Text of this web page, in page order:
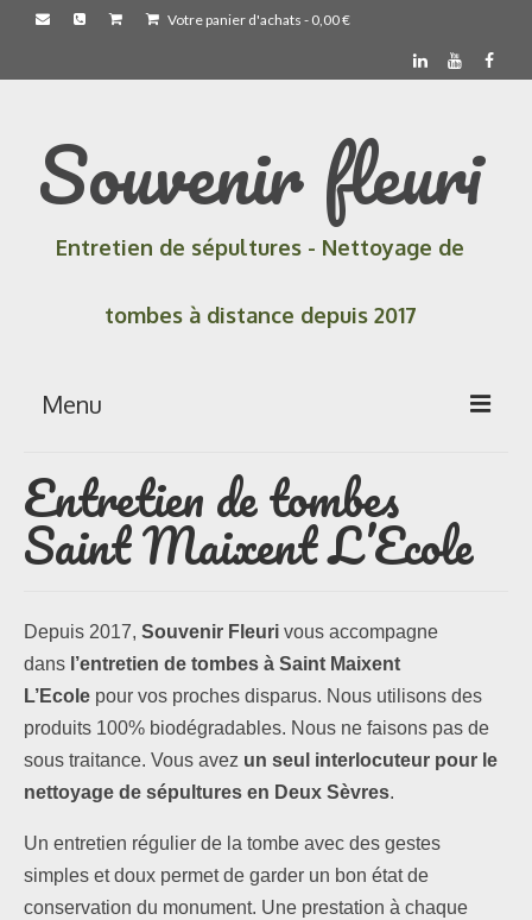
Votre panier d'achats - 0,00€
Souvenir fleuri
Entretien de sépultures - Nettoyage de
tombes à distance depuis 2017
Menu
Les prestations
Les compositions
Lieux d’intervention
Actualités
Entretien de tombes
Saint Maixent L’Ecole
Depuis 2017, Souvenir Fleuri vous accompagne
dans l’entretien de tombes à Saint Maixent
L’Ecole pour vos proches disparus. Nous utilisons des
produits 100% biodégradables. Nous ne faisons pas de
sous traitance. Vous avez un seul interlocuteur pour le
nettoyage de sépultures en Deux Sèvres.
Un entretien régulier de la tombe avec des gestes
simples et doux permet de garder un bon état de
conservation du monument. Une prestation à chaque